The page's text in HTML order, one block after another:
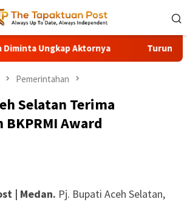
Ungkap Aktornya Turun Tangan
Pemerintahan
Selatan Terima
BKPRMI Award
| Medan. Pj. Bupati Aceh Selatan,